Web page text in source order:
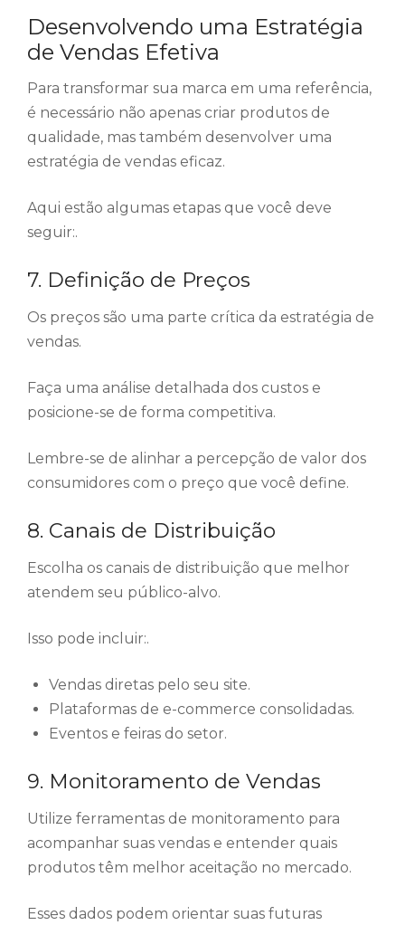
Desenvolvendo uma Estratégia
de Vendas Efetiva
Para transformar sua marca em uma referência,
é necessário não apenas criar produtos de
qualidade, mas também desenvolver uma
estratégia de vendas eficaz.
Aqui estão algumas etapas que você deve
seguir:.
7. Definição de Preços
Os preços são uma parte crítica da estratégia de
vendas.
Faça uma análise detalhada dos custos e
posicione-se de forma competitiva.
Lembre-se de alinhar a percepção de valor dos
consumidores com o preço que você define.
8. Canais de Distribuição
Escolha os canais de distribuição que melhor
atendem seu público-alvo.
Isso pode incluir:.
Vendas diretas pelo seu site.
Plataformas de e-commerce consolidadas.
Eventos e feiras do setor.
9. Monitoramento de Vendas
Utilize ferramentas de monitoramento para
acompanhar suas vendas e entender quais
produtos têm melhor aceitação no mercado.
Esses dados podem orientar suas futuras